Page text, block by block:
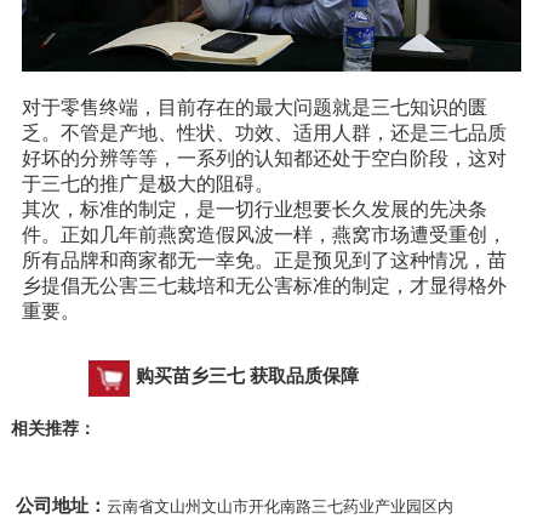
对于零售终端，目前存在的最大问题就是三七知识的匮
乏。不管是产地、性状、功效、适用人群，还是三七品质
好坏的分辨等等，一系列的认知都还处于空白阶段，这对
于三七的推广是极大的阻碍。
其次，标准的制定，是一切行业想要长久发展的先决条
件。正如几年前燕窝造假风波一样，燕窝市场遭受重创，
所有品牌和商家都无一幸免。正是预见到了这种情况，苗
乡提倡无公害三七栽培和无公害标准的制定，才显得格外
重要。
购买苗乡三七 获取品质保障
相关推荐：
公司地址：云南省文山州文山市开化南路三七药业产业园区内